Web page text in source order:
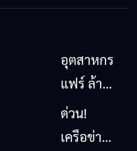
อุตสาหกรรม
แฟร์ ล้าน
นาตะวัน
ออก
ด่วน!
เครือข่าย